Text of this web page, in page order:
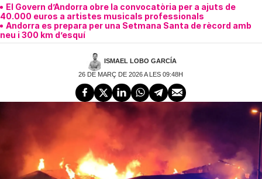
El Govern d’Andorra obre la convocatòria per a ajuts de
40.000 euros a artistes musicals professionals
Andorra es prepara per una Setmana Santa de rècord amb
neu i 300 km d’esquí
ISMAEL LOBO GARCÍA
26 DE MARÇ DE 2026 A LES 09:48H